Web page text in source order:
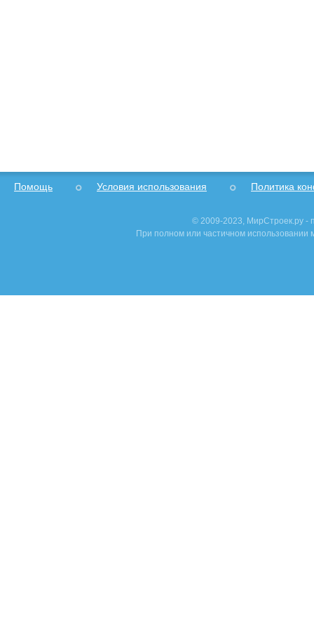
Помощь Условия использования Политика
© 2009-2023, МирСтроек.ру -
При полном или частичном использовании